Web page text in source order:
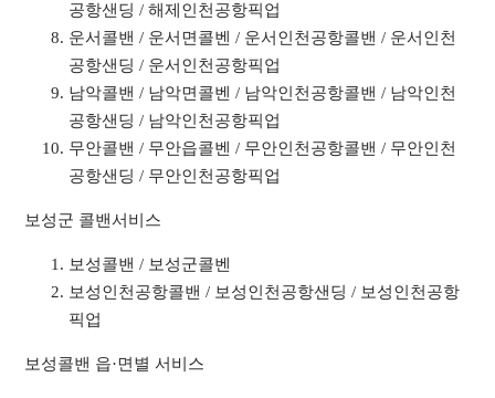
공항샌딩 / 해제인천공항픽업
운서콜밴 / 운서면콜벤 / 운서인천공항콜밴 / 운서인천
공항샌딩 / 운서인천공항픽업
남악콜밴 / 남악면콜벤 / 남악인천공항콜밴 / 남악인천
공항샌딩 / 남악인천공항픽업
무안콜밴 / 무안읍콜벤 / 무안인천공항콜밴 / 무안인천
공항샌딩 / 무안인천공항픽업
보성군 콜밴서비스
보성콜밴 / 보성군콜벤
보성인천공항콜밴 / 보성인천공항샌딩 / 보성인천공항
픽업
보성콜밴 읍·면별 서비스